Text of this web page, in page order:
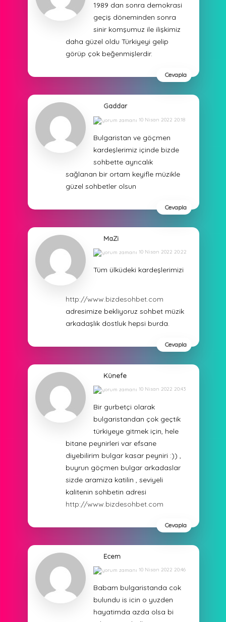
1989 dan sonra demokrasi
geçiş döneminden sonra
sinir komşumuz ile ilişkimiz
daha güzel oldu Türkiyeyi gelip
görüp çok beğenmişlerdir.
Cevapla
Gaddar
10 Nisan 2022 20:18
Bulgaristan ve göçmen
kardeşlerimiz içinde bizde
sohbette ayrıcalık
sağlanan bir ortam keyifle müzikle
güzel sohbetler olsun
Cevapla
MaZi
10 Nisan 2022 20:22
Tüm ülküdeki kardeşlerimizi
http://www.bizdesohbet.com
adresimize bekliyoruz sohbet müzik
arkadaşlık dostluk hepsi burda.
Cevapla
Künefe
10 Nisan 2022 20:43
Bir gurbetçi olarak
bulgaristandan çok geçtik
türkiyeye gitmek için, hele
bitane peynirleri var efsane
diyebilirim bulgar kasar peyniri :)) ,
buyrun göçmen bulgar arkadaslar
sizde aramiza katilin , seviyeli
kalitenin sohbetin adresi
http://www.bizdesohbet.com
Cevapla
Ecem
10 Nisan 2022 20:46
Babam bulgaristanda cok
bulundu is icin o yuzden
hayatimda azda olsa bi